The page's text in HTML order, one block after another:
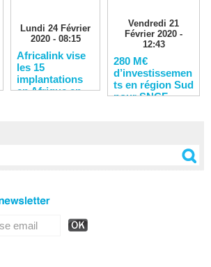
Lundi 24 Février
2020 - 08:15
Africalink vise
les 15
implantations
en Afrique en
Vendredi 21
Février 2020 -
12:43
280 M€
d’investissemen
ts en région Sud
pour SNCF